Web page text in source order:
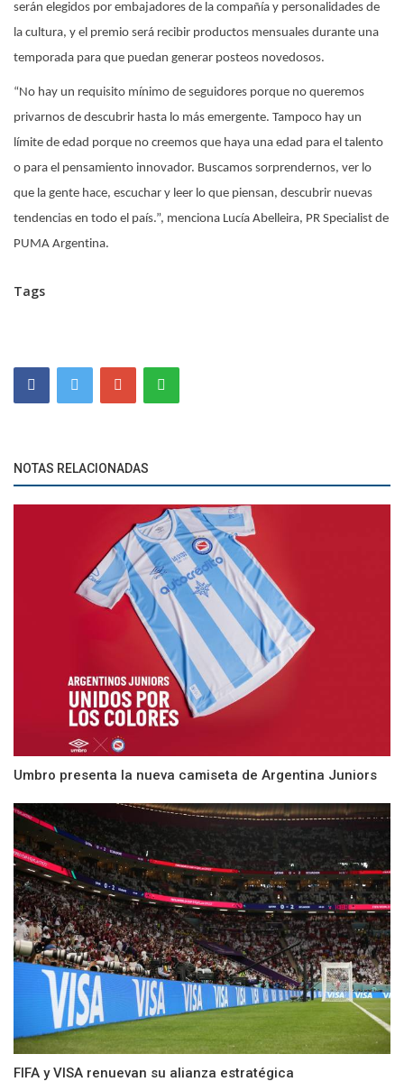
serán elegidos por embajadores de la compañía y personalidades de
la cultura, y el premio será recibir productos mensuales durante una
temporada para que puedan generar posteos novedosos.
“No hay un requisito mínimo de seguidores porque no queremos
privarnos de descubrir hasta lo más emergente. Tampoco hay un
límite de edad porque no creemos que haya una edad para el talento
o para el pensamiento innovador. Buscamos sorprendernos, ver lo
que la gente hace, escuchar y leer lo que piensan, descubrir nuevas
tendencias en todo el país.”, menciona Lucía Abelleira, PR Specialist de
PUMA Argentina.
Tags
NOTAS RELACIONADAS
Umbro presenta la nueva camiseta de Argentina Juniors
FIFA y VISA renuevan su alianza estratégica